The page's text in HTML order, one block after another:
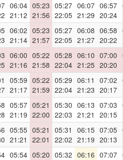
06:04
21:12
05:23
21:56
05:27
22:05
06:07
21:29
06:57
20:24
06:02
21:14
05:23
21:57
05:27
22:05
06:08
21:27
06:58
20:22
06:00
21:16
05:22
21:58
05:28
22:04
06:10
21:25
07:00
20:20
05:59
21:17
05:22
21:59
05:29
22:04
06:11
21:23
07:02
20:17
05:57
21:19
05:21
22:00
05:30
22:03
06:13
21:21
07:03
20:15
05:55
21:21
05:21
22:01
05:31
22:02
06:15
21:19
07:05
20:13
05:54 05:20 05:32 06:16 07:07